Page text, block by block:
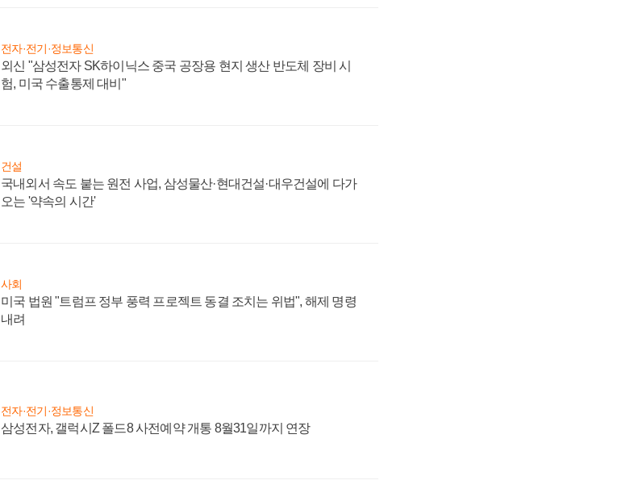
전자·전기·정보통신
외신 "삼성전자 SK하이닉스 중국 공장용 현지 생산 반도체 장비 시
험, 미국 수출통제 대비"
건설
국내외서 속도 붙는 원전 사업, 삼성물산·현대건설·대우건설에 다가
오는 '약속의 시간'
사회
미국 법원 "트럼프 정부 풍력 프로젝트 동결 조치는 위법", 해제 명령
내려
전자·전기·정보통신
삼성전자, 갤럭시Z 폴드8 사전예약 개통 8월31일까지 연장